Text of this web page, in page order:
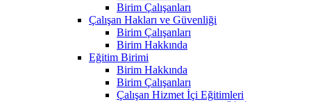
Birim Çalışanları
Çalışan Hakları ve Güvenliği
Birim Çalışanları
Birim Hakkında
Eğitim Birimi
Birim Hakkında
Birim Çalışanları
Çalışan Hizmet İçi Eğitimleri